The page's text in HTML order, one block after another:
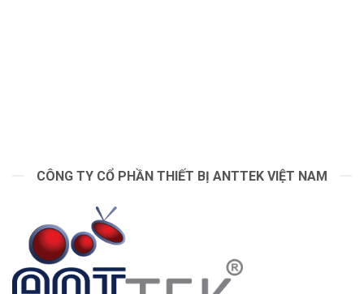
CÔNG TY CỔ PHẦN THIẾT BỊ ANTTEK VIỆT NAM